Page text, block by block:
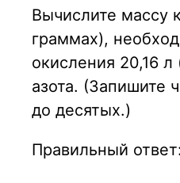
Вычислите массу
граммах),
окисления 20,16
азота. (Запишите
до десятых.)
Правильный